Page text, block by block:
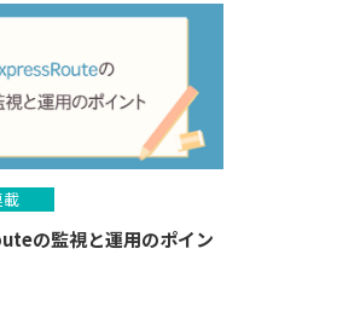
の監視と運用のポイン